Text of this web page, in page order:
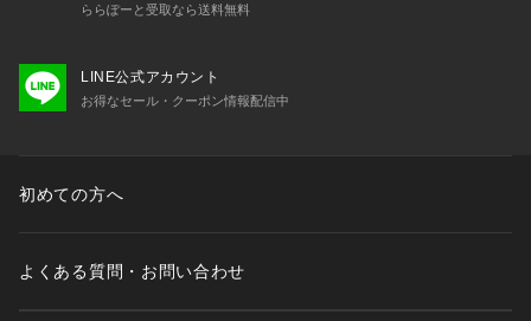
ららぽーと受取なら送料無料
LINE公式アカウント
お得なセール・クーポン情報配信中
初めての方へ
よくある質問・お問い合わせ